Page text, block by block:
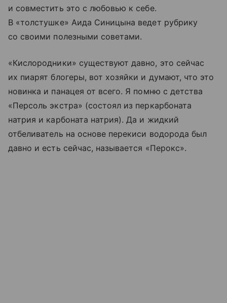
и совместить это с любовью к себе.
В «толстушке» Аида Синицына ведет рубрику
со своими полезными советами.
«Кислородники» существуют давно, это сейчас
их пиарят блогеры, вот хозяйки и думают, что это
новинка и панацея от всего. Я помню с детства
«Персоль экстра» (состоял из перкарбоната
натрия и карбоната натрия). Да и жидкий
отбеливатель на основе перекиси водорода был
давно и есть сейчас, называется «Перокс».